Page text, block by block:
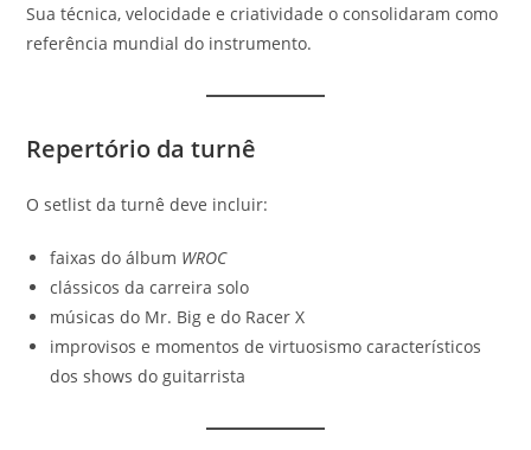
Sua técnica, velocidade e criatividade o consolidaram como
referência mundial do instrumento.
Repertório da turnê
O setlist da turnê deve incluir:
faixas do álbum WROC
clássicos da carreira solo
músicas do Mr. Big e do Racer X
improvisos e momentos de virtuosismo característicos
dos shows do guitarrista